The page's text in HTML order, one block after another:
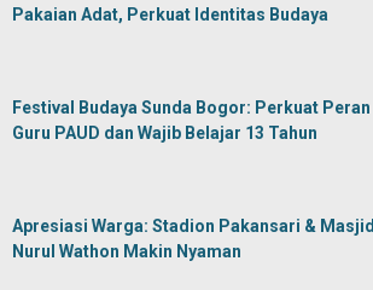
Pakaian Adat, Perkuat Identitas Budaya
Festival Budaya Sunda Bogor: Perkuat Peran
Guru PAUD dan Wajib Belajar 13 Tahun
Apresiasi Warga: Stadion Pakansari & Masjid
Nurul Wathon Makin Nyaman